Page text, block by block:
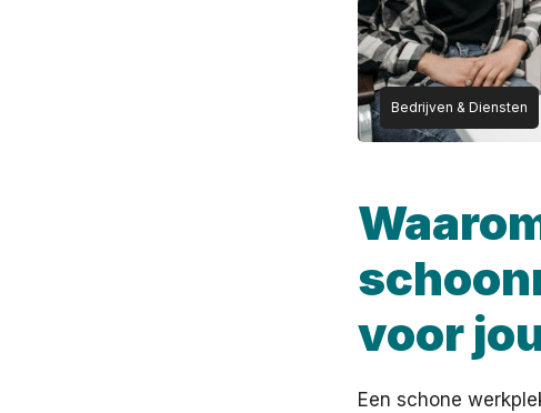
Bedrijven & Diensten
voor
Een schone